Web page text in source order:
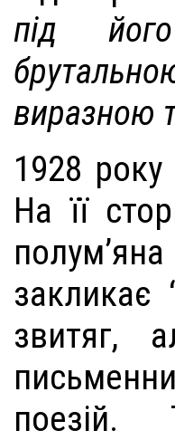
під
виразною
1928
На її
закликає
звитяг,
поезій.